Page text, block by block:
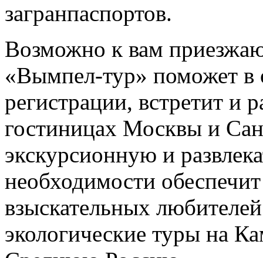
загранпаспортов.
Возможно к вам
«Вымпел-тур» поможет
регистрации, встретит и
гостиницах Москвы и
экскурсионную и
необходимости
взыскательных
экологические туры на